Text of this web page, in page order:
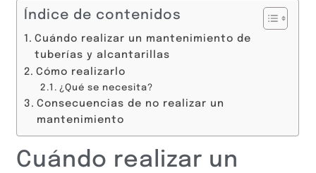
Índice de contenidos
Cuándo realizar un mantenimiento de
tuberías y alcantarillas
Cómo realizarlo
¿Qué se necesita?
Consecuencias de no realizar un
mantenimiento
Cuándo realizar un